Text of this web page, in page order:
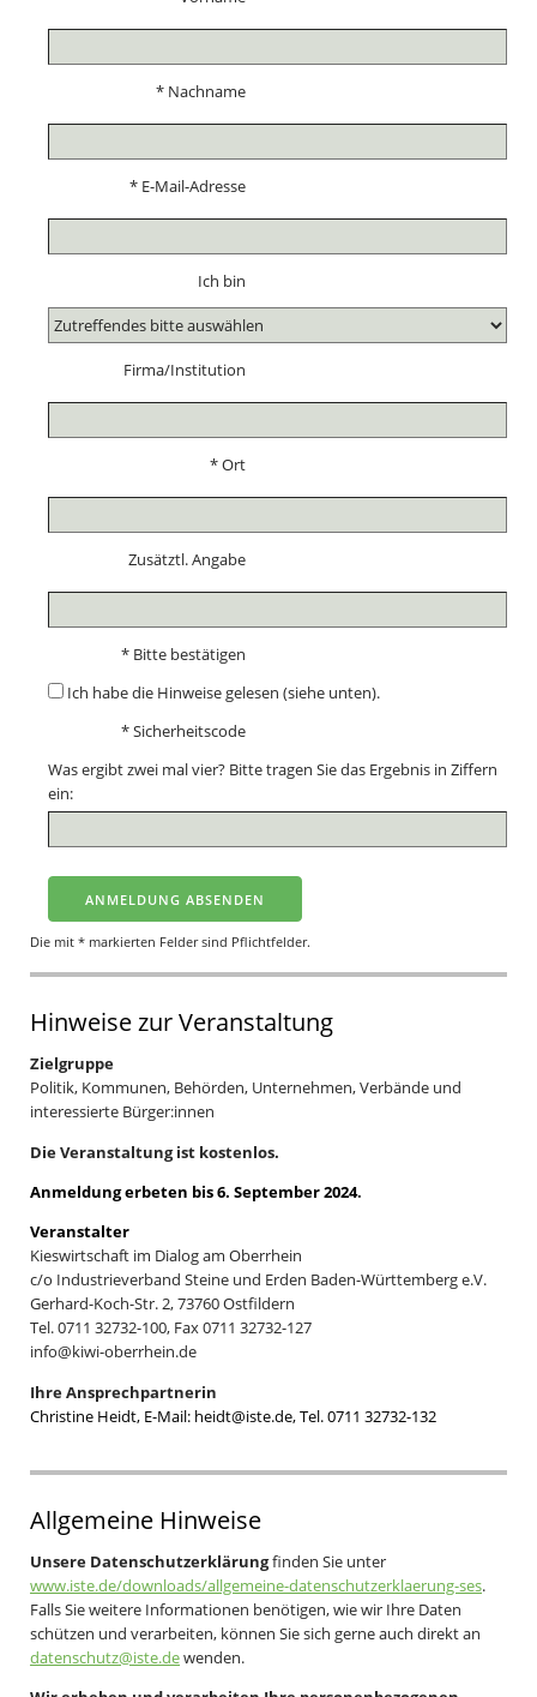
* Nachname
* E-Mail-Adresse
Ich bin
Firma/Institution
* Ort
Zusätztl. Angabe
* Bitte bestätigen
Ich habe die Hinweise gelesen (siehe unten).
* Sicherheitscode
Was ergibt zwei mal vier? Bitte tragen Sie das Ergebnis in Ziffern
ein:
Die mit * markierten Felder sind Pflichtfelder.
Hinweise zur Veranstaltung
Zielgruppe
Politik, Kommunen, Behörden, Unternehmen, Verbände und
interessierte Bürger:innen
Die Veranstaltung ist kostenlos.
Anmeldung erbeten bis 6. September 2024.
Veranstalter
Kieswirtschaft im Dialog am Oberrhein
c/o Industrieverband Steine und Erden Baden-Württemberg e.V.
Gerhard-Koch-Str. 2, 73760 Ostfildern
Tel. 0711 32732-100, Fax 0711 32732-127
info@kiwi-oberrhein.de
Ihre Ansprechpartnerin
Christine Heidt, E-Mail: heidt@iste.de, Tel. 0711 32732-132
Allgemeine Hinweise
Unsere Datenschutzerklärungfinden Sie unter
www.iste.de/downloads/allgemeine-datenschutzerklaerung-ses.
Falls Sie weitere Informationen benötigen, wie wir Ihre Daten
schützen und verarbeiten, können Sie sich gerne auch direkt an
datenschutz@iste.dewenden.